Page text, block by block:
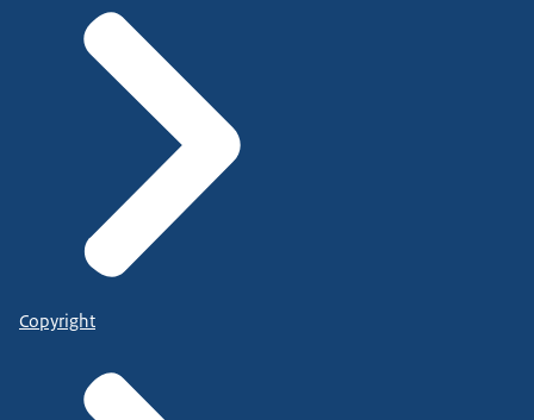
Copyright